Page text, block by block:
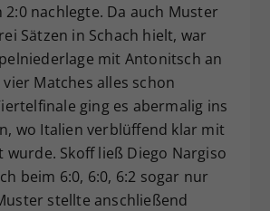
2:0 nachlegte. Da auch Muster
Sätzen in Schach hielt, war
mit Antonitsch an
vier Matches alles schon
ging es abermalig ins
wo Italien verblüffend klar mit
wurde. Skoff ließ Diego Nargiso
beim 6:0, 6:0, 6:2 sogar nur
stellte anschließend